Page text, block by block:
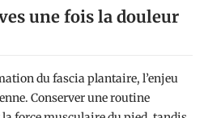
une fois la douleur
du fascia plantaire, l’enjeu
Conserver une routine